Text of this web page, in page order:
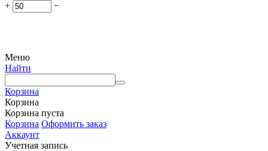
+ −
Меню
Найти
Корзина
Корзина
Корзина пуста
Корзина Оформить заказ
Аккаунт
Учетная запись